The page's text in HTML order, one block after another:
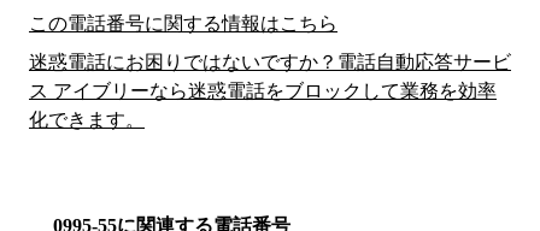
この電話番号に関する情報はこちら
迷惑電話にお困りではないですか？電話自動応答サービ
ス アイブリーなら迷惑電話をブロックして業務を効率
化できます。
0995-55に関連する電話番号